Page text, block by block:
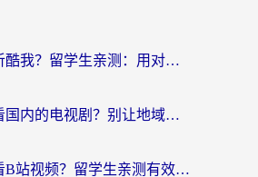
在国外怎么听酷我？留学生亲测：用对加速器就能畅听国内音乐听书
在国外如何看国内的电视剧？别让地域限制成为追剧路上的绊脚石
在国外如何看B站视频？留学生亲测有效的回国加速器选择指南